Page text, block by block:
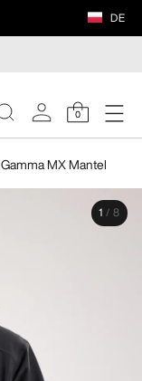
DE
0
Gamma MX Mantel
1 / 8